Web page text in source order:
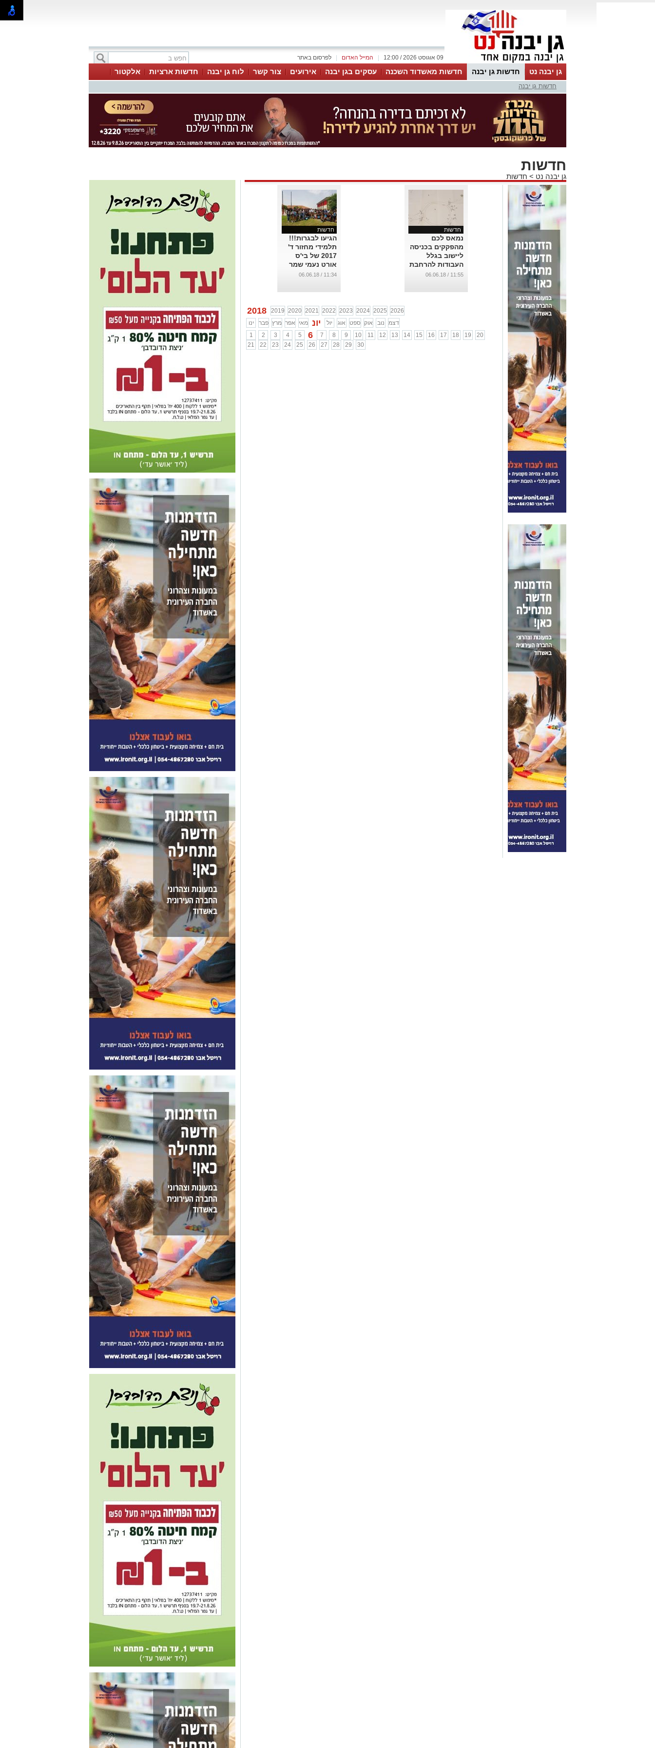
לפרסום באתר המייל האדום 09 אוגוסט 2026 / 12:00
גן יבנה נט חדשות גן יבנה חדשות מאשדוד השכנה עסקים בגן יבנה אירועים צור קשר לוח גן יבנה חדשות ארציות
אלקטור
MyKehila
חדשות גן יבנה
חדשות
גן יבנה נט > חדשות
חדשות
נמאס לכם
מהפקקים בכניסה
ליישוב בגלל
העבודות להרחבת
הכיכר? ראש
שהסבלנות
11:55 / 06.06.18
חדשות
הגיעו לבגרות!!!
תלמידי מחזור ד'
2017 של בי'ס
אורט נעמי שמר
קיבלו תעודות
מתנה מרגשת
11:34 / 06.06.18
2018 2019 2020 2021 2022 2023 2024 2025 2026
ינו
פבר מרץ אפר מאי יונ יול אוג ספט אוק נוב
דצמ
1
2 3 4 5 6 7 8 9 10 11 12 13 14 15 16 17 18 19
20
21
22 23 24 25 26 27 28 29 30